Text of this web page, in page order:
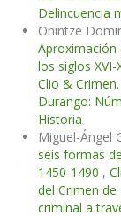
Delincuencia
Onintze
Aproximación
los siglos
Clio &
Durango:
Historia
Miguel-Ángel
seis formas
1450-1490 ,
del Crimen
criminal a